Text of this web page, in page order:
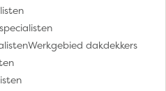
Werkgebied dakdekkers